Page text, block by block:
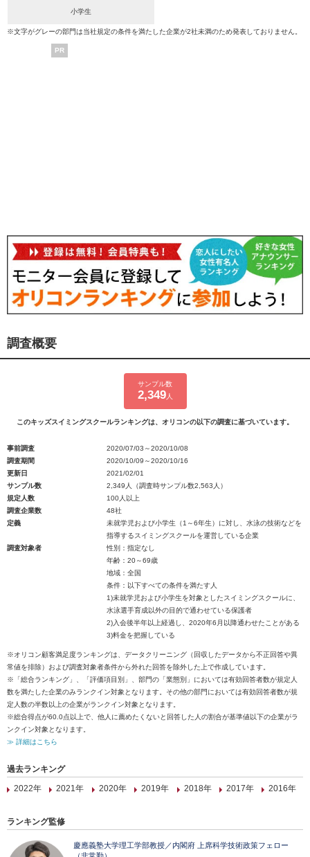
小学生
※文字がグレーの部門は当社規定の条件を満たした企業が2社未満のため発表しておりません。
PR
調査概要
サンプル数
2,349人
このキッズスイミングスクールランキングは、オリコンの以下の調査に基づいています。
事前調査
2020/07/03～2020/10/08
調査期間
2020/10/09～2020/10/16
更新日
2021/02/01
サンプル数
2,349人（調査時サンプル数2,563人）
規定人数
100人以上
調査企業数
48社
定義
未就学児および小学生（1～6年生）に対し、水泳の技術などを
指導するスイミングスクールを運営している企業
調査対象者
性別：指定なし
年齢：20～69歳
地域：全国
条件：以下すべての条件を満たす人
1)未就学児および小学生を対象としたスイミングスクールに、
水泳選手育成以外の目的で通わせている保護者
2)入会後半年以上経過し、2020年6月以降通わせたことがある
3)料金を把握している
※オリコン顧客満足度ランキングは、データクリーニング（回収したデータから不正回答や異
常値を排除）および調査対象者条件から外れた回答を除外した上で作成しています。
※「総合ランキング」、「評価項目別」、部門の「業態別」においては有効回答者数が規定人
数を満たした企業のみランクイン対象となります。その他の部門においては有効回答者数が規
定人数の半数以上の企業がランクイン対象となります。
※総合得点が60.0点以上で、他人に薦めたくないと回答した人の割合が基準値以下の企業がラ
ンクイン対象となります。
≫ 詳細はこちら
過去ランキング
2022年
2021年 2020年 2019年 2018年 2017年 2016年
ランキング監修
慶應義塾大学理工学部教授／内閣府 上席科学技術政策フェロー